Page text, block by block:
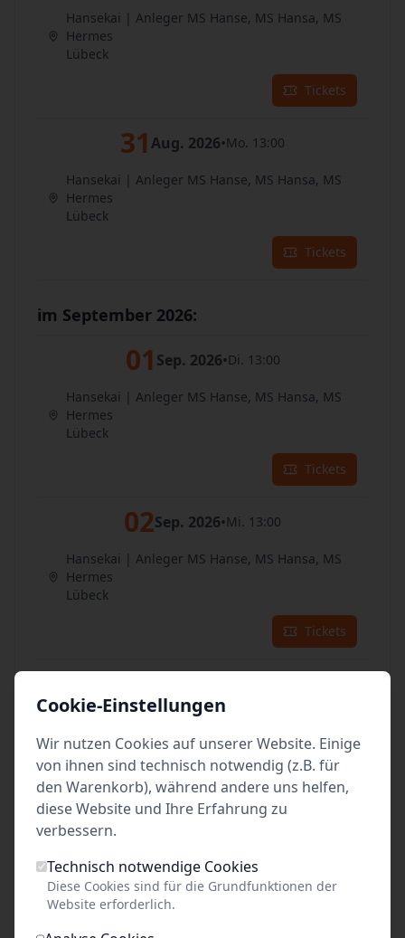
Hansekai | Anleger MS Hanse, MS Hansa, MS
Hermes
Lübeck
Tickets
31 Aug. 2026•Mo. 13:00
Hansekai | Anleger MS Hanse, MS Hansa, MS
Hermes
Lübeck
Tickets
im September 2026:
01 Sep. 2026•Di. 13:00
Hansekai | Anleger MS Hanse, MS Hansa, MS
Hermes
Lübeck
Tickets
02Sep. 2026•Mi. 13:00
Hansekai | Anleger MS Hanse, MS Hansa, MS
Hermes
Lübeck
Tickets
03
Hansekai | Anleger MS Hanse, MS Hansa, MS
Hermes
Lübeck
Tickets
Hansekai | Anleger MS Hanse, MS Hansa, MS
Hermes
Cookie-Einstellungen
Wir nutzen Cookies auf unserer Website. Einige
von ihnen sind technisch notwendig (z.B. für
den Warenkorb), während andere uns helfen,
diese Website und Ihre Erfahrung zu
verbessern.
Technisch notwendige Cookies
Diese Cookies sind für die Grundfunktionen der
Website erforderlich.